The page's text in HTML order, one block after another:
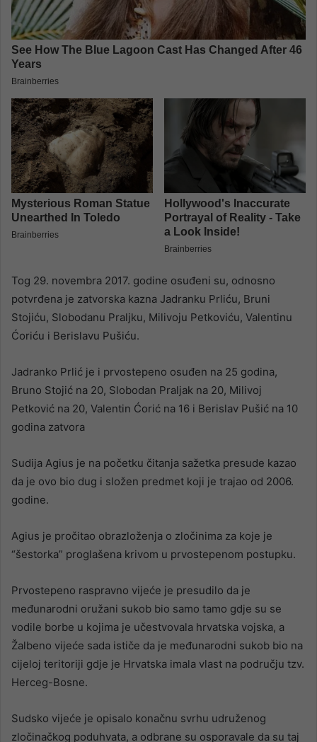
Tog 29. novembra 2017. godine osuđeni su, odnosno
potvrđena je zatvorska kazna Jadranku Prliću, Bruni
Stojiću, Slobodanu Praljku, Milivoju Petkoviću, Valentinu
Ćoriću i Berislavu Pušiću.
Jadranko Prlić je i prvostepeno osuđen na 25 godina,
Bruno Stojić na 20, Slobodan Praljak na 20, Milivoj
Petković na 20, Valentin Ćorić na 16 i Berislav Pušić na 10
godina zatvora
Sudija Agius je na početku čitanja sažetka presude kazao
da je ovo bio dug i složen predmet koji je trajao od 2006.
godine.
Agius je pročitao obrazloženja o zločinima za koje je
“šestorka” proglašena krivom u prvostepenom postupku.
Prvostepeno raspravno vijeće je presudilo da je
međunarodni oružani sukob bio samo tamo gdje su se
vodile borbe u kojima je učestvovala hrvatska vojska, a
Žalbeno vijeće sada ističe da je međunarodni sukob bio na
cijeloj teritoriji gdje je Hrvatska imala vlast na području tzv.
Herceg-Bosne.
Sudsko vijeće je opisalo konačnu svrhu udruženog
zločinačkog poduhvata, a odbrane su osporavale da su taj